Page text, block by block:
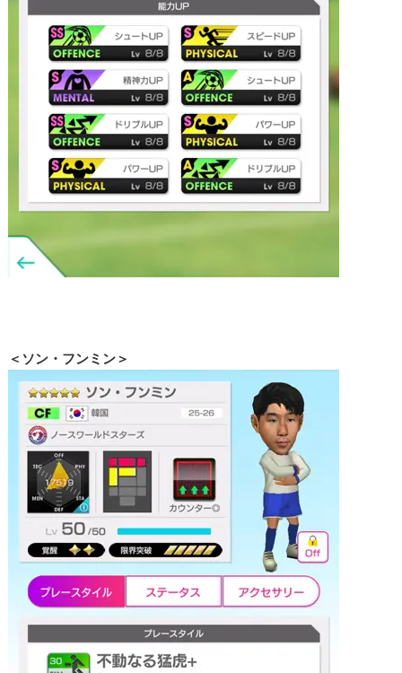
＜ソン・フンミン＞